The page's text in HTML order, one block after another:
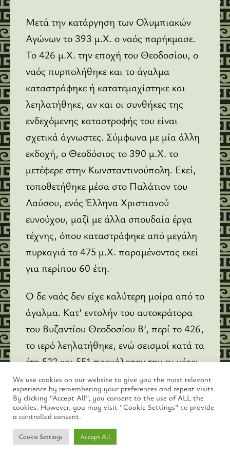
Μετά την κατάργηση των Ολυμπιακών
Αγώνων το 393 μ.Χ. ο ναός παρήκμασε.
Το 426 μ.Χ. την εποχή του Θεοδοσίου, ο
ναός πυρπολήθηκε και το άγαλμα
καταστράφηκε ή κατατεμαχίστηκε και
λεηλατήθηκε, αν και οι συνθήκες της
ενδεχόμενης καταστροφής του είναι
σχετικά άγνωστες. Σύμφωνα με μία άλλη
εκδοχή, ο Θεοδόσιος το 390 μ.Χ. το
μετέφερε στην Κωνσταντινούπολη. Εκεί,
τοποθετήθηκε μέσα στο Παλάτιον του
Λαύσου, ενός Έλληνα Χριστιανού
ευνούχου, μαζί με άλλα σπουδαία έργα
τέχνης, όπου καταστράφηκε από μεγάλη
πυρκαγιά το 475 μ.Χ. παραμένοντας εκεί
για περίπου 60 έτη.
Ο δε ναός δεν είχε καλύτερη μοίρα από το
άγαλμα. Κατ’ εντολήν του αυτοκράτορα
του Βυζαντίου Θεοδοσίου Β’, περί το 426,
το ιερό λεηλατήθηκε, ενώ σεισμοί κατά τα
έτη 522 και 551 προκάλεσαν την εν μέρει
ταφή των ερειπίων του ναού του Διός.
Κατά άλλη άποψη, το αρχιτεκτόνημα του
Λίβωνος λεηλατήθηκε από τους Γότθους
και τα υπολείμματά του μετετράπησαν σε
χριστιανικό ναό, μέχρι που κατέρρευσε
We use cookies on our website to give you the most relevant
experience by remembering your preferences and repeat visits.
By clicking “Accept All”, you consent to the use of ALL the
cookies. However, you may visit "Cookie Settings" to provide
a controlled consent.
Cookie Settings Accept All